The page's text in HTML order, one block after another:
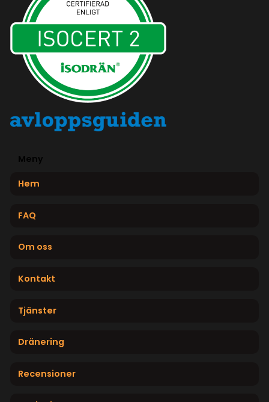
Meny
Hem
FAQ
Om oss
Kontakt
Tjänster
Dränering
Recensioner